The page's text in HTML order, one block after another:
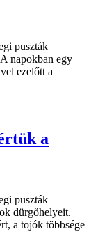
puszták
napokban egy
ezelőtt a
a
puszták
dürgőhelyeit.
a tojók többsége